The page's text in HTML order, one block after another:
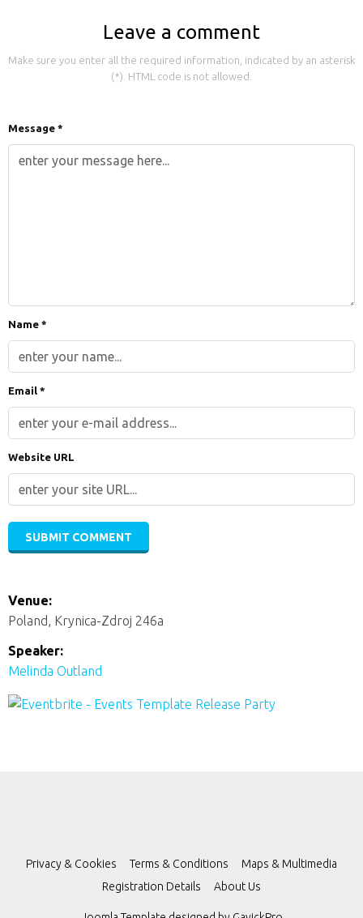
Leave a comment
Make sure you enter all the required information, indicated by an asterisk
(*). HTML code is not allowed.
Message *
Name *
Email *
Website URL
Venue:
Poland, Krynica-Zdroj 246a
Speaker:
Melinda Outland
Privacy & Cookies Terms & Conditions
Maps & Multimedia
Registration Details
About Us